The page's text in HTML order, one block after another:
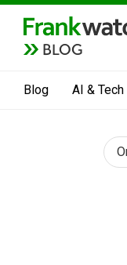
BLOG
Blog AI & Tech